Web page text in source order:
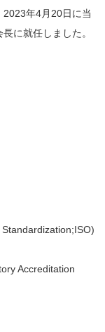
年4月20日に当
に就任しました。
Accreditation